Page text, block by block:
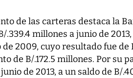
de las carteras destaca la
.339.4 millones a junio de
2009, cuyo resultado fue de
de B/.172.5 millones. Por su
de 2013, a un saldo de B/